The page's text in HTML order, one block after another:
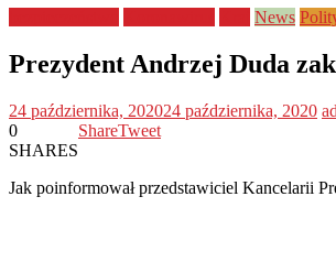
News
Prezydent Andrzej Duda
24 października, 202024 października, 2020
0
SHARES
ShareTweet
Jak poinformował przedstawiciel Kancelarii